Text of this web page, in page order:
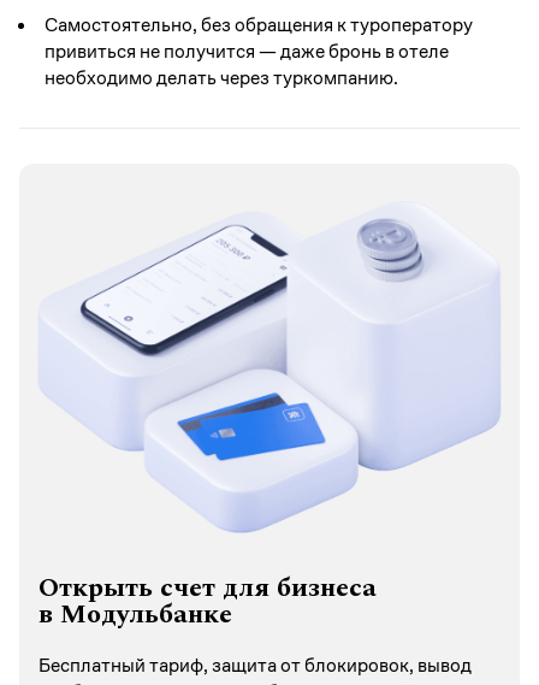
Самостоятельно, без обращения к туроператору
привиться не получится — даже бронь в отеле
необходимо делать через туркомпанию.
Открыть счет для бизнеса
в Модульбанке
Бесплатный тариф, защита от блокировок, вывод